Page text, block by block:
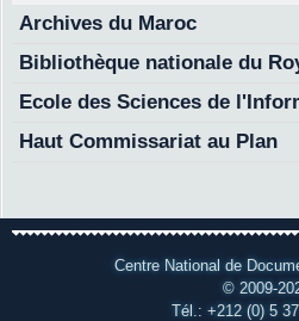
Archives du Maroc
Bibliothèque nationale du
Ecole des Sciences de
Haut Commissariat au Plan
Centre National de
© 2009-
Tél.: +212 (0) 5